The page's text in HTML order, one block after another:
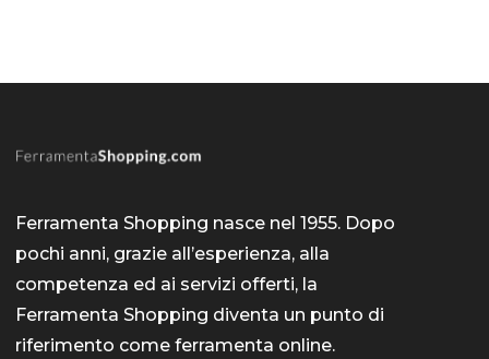
Ferramenta Shopping nasce nel 1955. Dopo
pochi anni, grazie all’esperienza, alla
competenza ed ai servizi offerti, la
Ferramenta Shopping diventa un punto di
riferimento come ferramenta online.